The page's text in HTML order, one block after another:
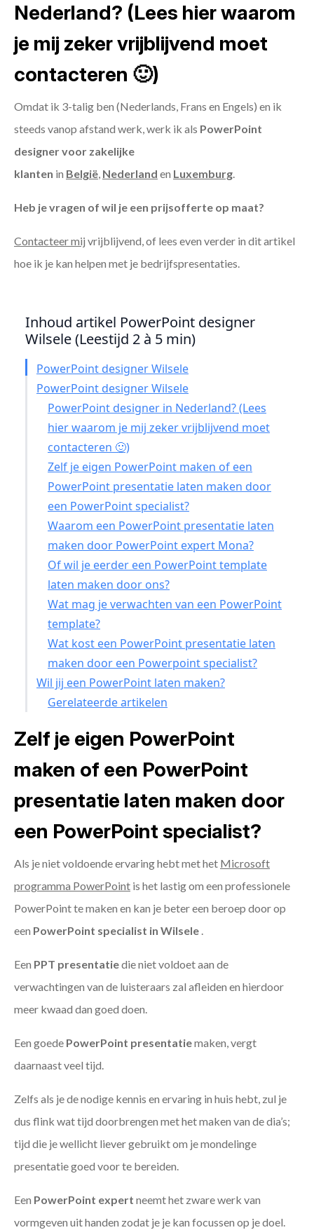
Nederland? (Lees hier waarom
je mij zeker vrijblijvend moet
contacteren 🙂)
Omdat ik 3-talig ben (Nederlands, Frans en Engels) en ik
steeds vanop afstand werk, werk ik als PowerPoint
designer voor zakelijke
klanten in België, Nederland en Luxemburg.
Heb je vragen of wil je een prijsofferte op maat?
Contacteer mij vrijblijvend, of lees even verder in dit artikel
hoe ik je kan helpen met je bedrijfspresentaties.
Inhoud artikel PowerPoint designer
Wilsele (Leestijd 2 à 5 min)
PowerPoint designer Wilsele
PowerPoint designer Wilsele
PowerPoint designer in Nederland? (Lees
hier waarom je mij zeker vrijblijvend moet
contacteren 🙂)
Zelf je eigen PowerPoint maken of een
PowerPoint presentatie laten maken door
een PowerPoint specialist?
Waarom een PowerPoint presentatie laten
maken door PowerPoint expert Mona?
Of wil je eerder een PowerPoint template
laten maken door ons?
Wat mag je verwachten van een PowerPoint
template?
Wat kost een PowerPoint presentatie laten
maken door een Powerpoint specialist?
Wil jij een PowerPoint laten maken?
Gerelateerde artikelen
Zelf je eigen PowerPoint
maken of een PowerPoint
presentatie laten maken door
een PowerPoint specialist?
Als je niet voldoende ervaring hebt met het Microsoft
programma PowerPoint is het lastig om een professionele
PowerPoint te maken en kan je beter een beroep door op
een PowerPoint specialist in Wilsele .
Een PPT presentatiedie niet voldoet aan de
verwachtingen van de luisteraars zal afleiden en hierdoor
meer kwaad dan goed doen.
Een goede PowerPoint presentatiemaken, vergt
daarnaast veel tijd.
Zelfs als je de nodige kennis en ervaring in huis hebt, zul je
dus flink wat tijd doorbrengen met het maken van de dia’s;
tijd die je wellicht liever gebruikt om je mondelinge
presentatie goed voor te bereiden.
Een PowerPoint expert neemt het zware werk van
vormgeven uit handen zodat je je kan focussen op je doel.